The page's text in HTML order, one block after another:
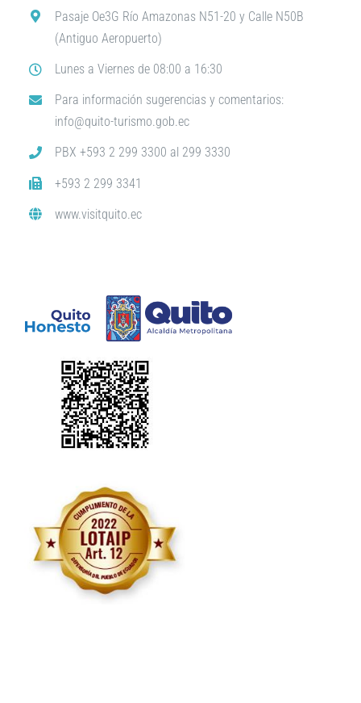
Pasaje Oe3G Río Amazonas N51-20 y Calle N50B
(Antiguo Aeropuerto)
Lunes a Viernes de 08:00 a 16:30
Para información sugerencias y comentarios:
info@quito-turismo.gob.ec
PBX +593 2 299 3300 al 299 3330
+593 2 299 3341
www.visitquito.ec